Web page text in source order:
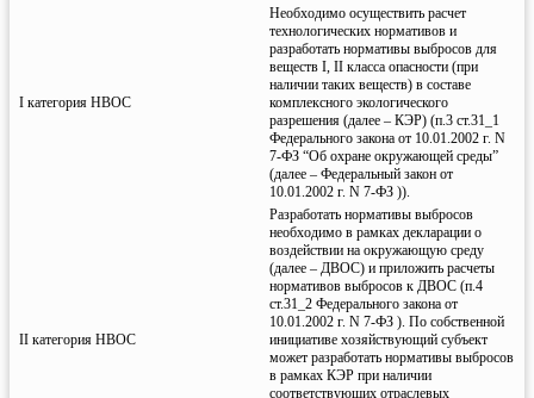
I категория НВОС
Необходимо осуществить расчет
технологических нормативов и
разработать нормативы выбросов для
веществ I, II класса опасности (при
наличии таких веществ) в составе
комплексного экологического
разрешения (далее – КЭР) (п.3 ст.31_1
Федерального закона от 10.01.2002 г. N
7-ФЗ “Об охране окружающей среды”
(далее – Федеральный закон от
10.01.2002 г. N 7-ФЗ )).
II категория НВОС
Разработать нормативы выбросов
необходимо в рамках декларации о
воздействии на окружающую среду
(далее – ДВОС) и приложить расчеты
нормативов выбросов к ДВОС (п.4
ст.31_2 Федерального закона от
10.01.2002 г. N 7-ФЗ ). По собственной
инициативе хозяйствующий субъект
может разработать нормативы выбросов
в рамках КЭР при наличии
соответствующих отраслевых